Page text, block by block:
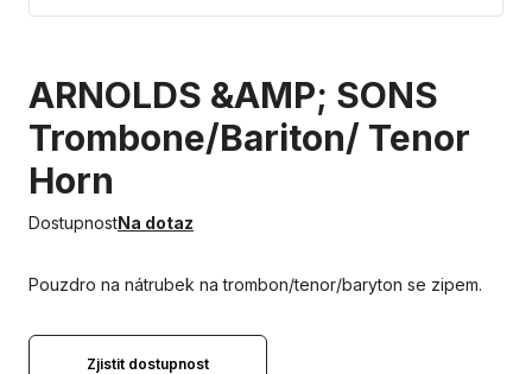
ARNOLDS &AMP; SONS
Trombone/Bariton/ Tenor
Horn
DostupnostNa dotaz
Pouzdro na nátrubek na trombon/tenor/baryton se zipem.
Zjistit dostupnost